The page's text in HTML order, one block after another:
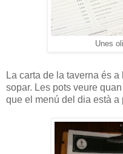
Unes
La carta de la taverna és
sopar. Les pots veure
que el menú del dia està a